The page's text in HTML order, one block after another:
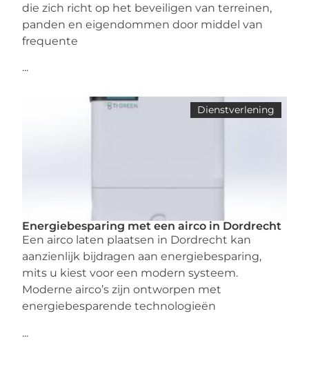
die zich richt op het beveiligen van terreinen,
panden en eigendommen door middel van
frequente
...
Dienstverlening
Energiebesparing met een airco in Dordrecht
Een airco laten plaatsen in Dordrecht kan
aanzienlijk bijdragen aan energiebesparing,
mits u kiest voor een modern systeem.
Moderne airco’s zijn ontworpen met
energiebesparende technologieën
...